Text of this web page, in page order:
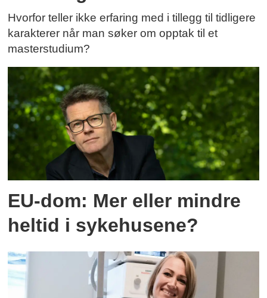
Hvorfor teller ikke erfaring med i tillegg til tidligere
karakterer når man søker om opptak til et
masterstudium?
EU-dom: Mer eller mindre
heltid i sykehusene?